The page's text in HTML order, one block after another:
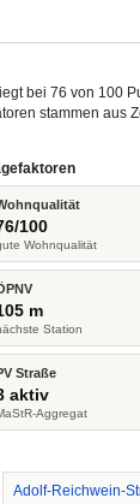
bei 76 von 100
stammen aus
100
Wohnqualität
m
Station
Straße
aktiv
Aggregat
Adolf-Reichwein-